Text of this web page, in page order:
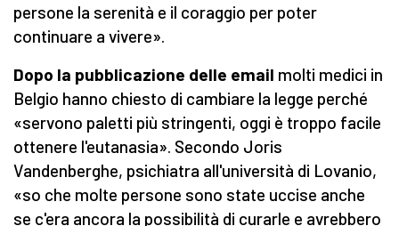
persone la serenità e il coraggio per poter
continuare a vivere».
Dopo la pubblicazione delle email molti medici in
Belgio hanno chiesto di cambiare la legge perché
«servono paletti più stringenti, oggi è troppo facile
ottenere l'eutanasia». Secondo Joris
Vandenberghe, psichiatra all'università di Lovanio,
«so che molte persone sono state uccise anche
se c'era ancora la possibilità di curarle e avrebbero